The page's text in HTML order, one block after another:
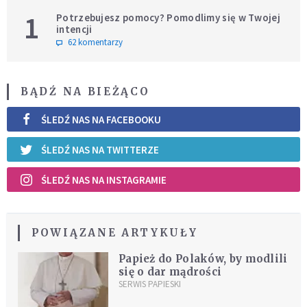
1
Potrzebujesz pomocy? Pomodlimy się w Twojej
intencji
62 komentarzy
BĄDŹ NA BIEŻĄCO
ŚLEDŹ NAS NA FACEBOOKU
ŚLEDŹ NAS NA TWITTERZE
ŚLEDŹ NAS NA INSTAGRAMIE
POWIĄZANE ARTYKUŁY
Papież do Polaków, by modlili
się o dar mądrości
SERWIS PAPIESKI